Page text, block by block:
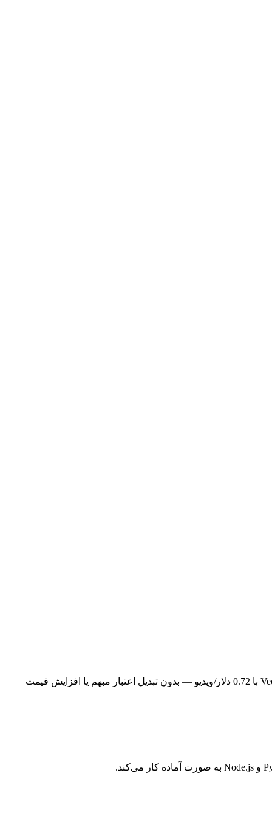
هر مدل دارای قیمت ثابت و منتشر شده به دلار آمریکا است. GPT Image 2 با 0.105 دلار/تصویر، FLUX 2 Dev با 0.012 دلار/تصویر، Veo 3.1 Fast با 0.72 دلار/ویدیو — بدون تبدیل اعتبار مبهم یا افزایش قیمت